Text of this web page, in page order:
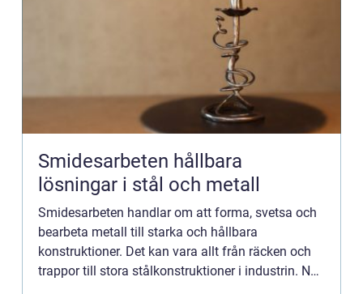
Smidesarbeten hållbara
lösningar i stål och metall
Smidesarbeten handlar om att forma, svetsa och
bearbeta metall till starka och hållbara
konstruktioner. Det kan vara allt från räcken och
trappor till stora stålkonstruktioner i industrin. När